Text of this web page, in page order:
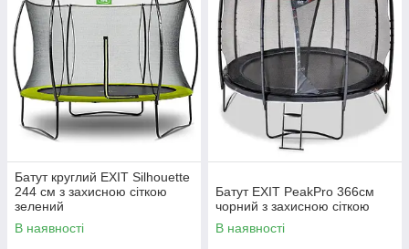
Батут круглий EXIT Silhouette
244 см з захисною сіткою
зелений
В наявності
Батут EXIT PeakPro 366см
чорний з захисною сіткою
В наявності